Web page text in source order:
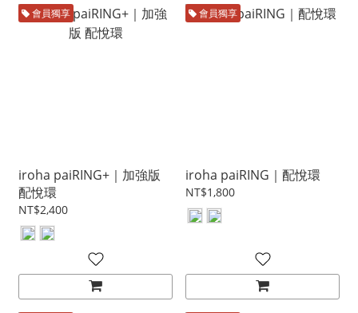
會員獨享
iroha paiRING+｜加強版
配悅環
NT$2,400
會員獨享
iroha paiRING｜配悅環
NT$1,800